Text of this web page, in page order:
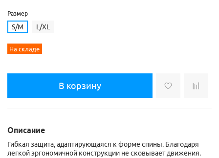
Размер
S/M L/XL
На складе
В корзину
Описание
Гибкая защита, адаптирующаяся к форме спины. Благодаря
легкой эргономичной конструкции не сковывает движения.